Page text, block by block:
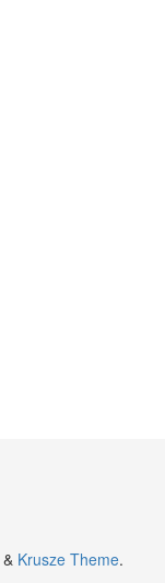
& Krusze Theme.